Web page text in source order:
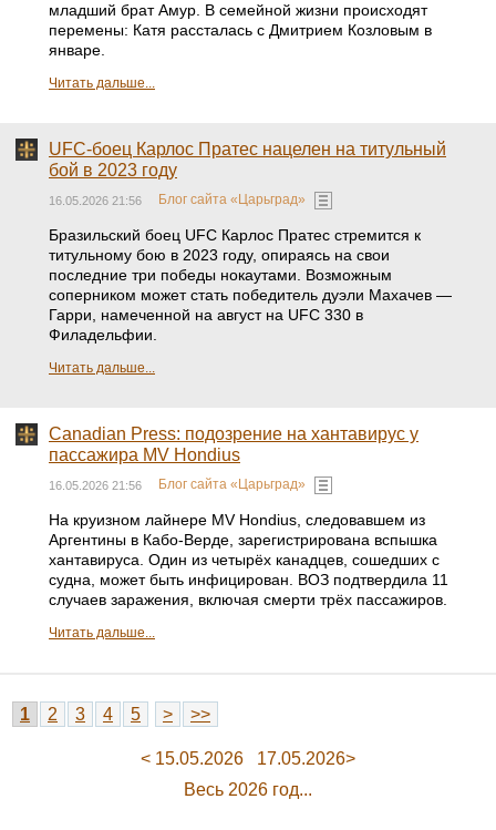
младший брат Амур. В семейной жизни происходят
перемены: Катя рассталась с Дмитрием Козловым в
январе.
Читать дальше...
UFC-боец Карлос Пратес нацелен на титульный
бой в 2023 году
16.05.2026 21:56 Блог сайта «Царьград»
Бразильский боец UFC Карлос Пратес стремится к
титульному бою в 2023 году, опираясь на свои
последние три победы нокаутами. Возможным
соперником может стать победитель дуэли Махачев —
Гарри, намеченной на август на UFC 330 в
Филадельфии.
Читать дальше...
Canadian Press: подозрение на хантавирус у
пассажира MV Hondius
16.05.2026 21:56 Блог сайта «Царьград»
На круизном лайнере MV Hondius, следовавшем из
Аргентины в Кабо-Верде, зарегистрирована вспышка
хантавируса. Один из четырёх канадцев, сошедших с
судна, может быть инфицирован. ВОЗ подтвердила 11
случаев заражения, включая смерти трёх пассажиров.
Читать дальше...
1 2 3 4 5 > >>
< 15.05.2026
17.05.2026>
Весь 2026 год...